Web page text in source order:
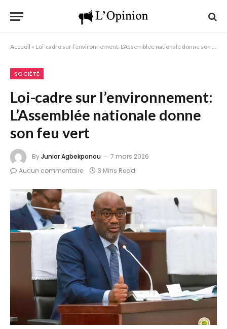
Accueil » Loi-cadre sur l’environnement: L’Assemblée nationale donne son feu vert
SOCIÉTÉ
Loi-cadre sur l’environnement:
L’Assemblée nationale donne
son feu vert
ByJunior Agbekponou
7 mars 2026
Aucun commentaire
3 Mins Read